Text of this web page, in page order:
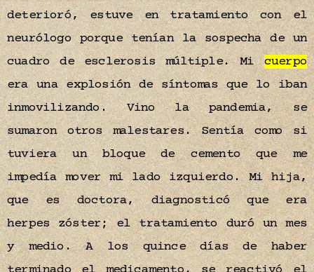
deterioró, estuve en tratamiento con el
neurólogo porque tenían la sospecha de un
cuadro de esclerosis múltiple. Micuerpo
era una explosión de síntomas que lo iban
inmovilizando. Vino la pandemia, se
sumaron otros malestares. Sentía como si
tuviera un bloque de cemento que me
impedía mover mi lado izquierdo. Mi hija,
que es doctora, diagnosticó que era
herpes zóster; el tratamiento duró un mes
y medio. A los quince días de haber